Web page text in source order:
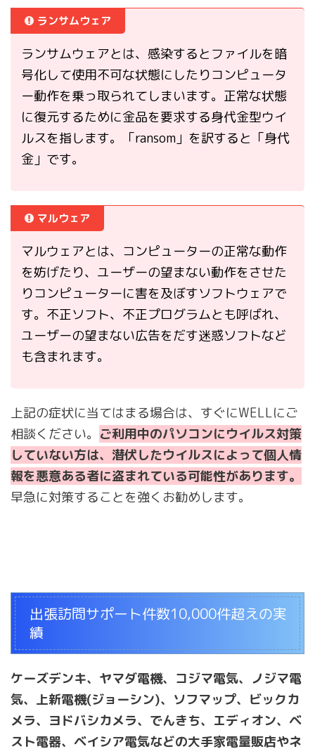
ランサムウェア
ランサムウェアとは、感染するとファイルを暗
号化して使用不可な状態にしたりコンピュータ
ー動作を乗っ取られてしまいます。正常な状態
に復元するために金品を要求する身代金型ウイ
ルスを指します。「ransom」を訳すると「身代
金」です。
マルウェア
マルウェアとは、コンピューターの正常な動作
を妨げたり、ユーザーの望まない動作をさせた
りコンピューターに害を及ぼすソフトウェアで
す。不正ソフト、不正プログラムとも呼ばれ、
ユーザーの望まない広告をだす迷惑ソフトなど
も含まれます。
上記の症状に当てはまる場合は、すぐにWELLにご
相談ください。 ご利用中のパソコンにウイルス対策
していない方は、潜伏したウイルスによって個人情
報を悪意ある者に盗まれている可能性があります。
早急に対策することを強くお勧めします。
出張訪問サポート件数10,000件超えの実
績
ケーズデンキ、ヤマダ電機、コジマ電気、ノジマ電
気、上新電機(ジョーシン)、ソフマップ、ビックカ
メラ、ヨドバシカメラ、でんきち、エディオン、ベ
スト電器、ベイシア電気などの大手家電量販店やネ